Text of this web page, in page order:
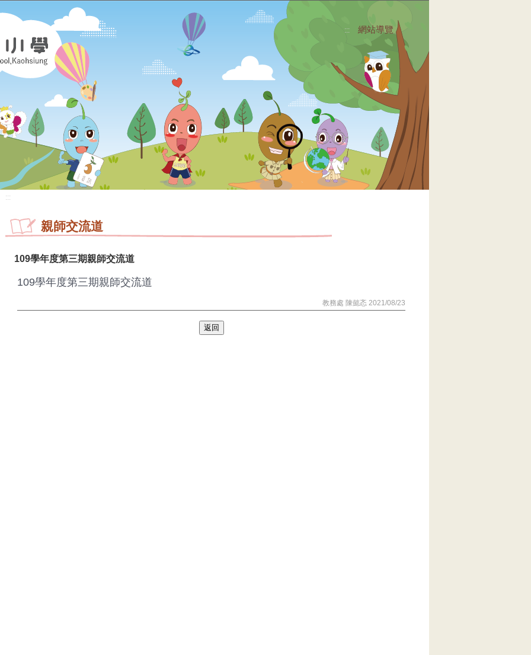
::: 網站導覽
:::
親師交流道
109學年度第三期親師交流道
109學年度第三期親師交流道
教務處 陳懿忞 2021/08/23
返回